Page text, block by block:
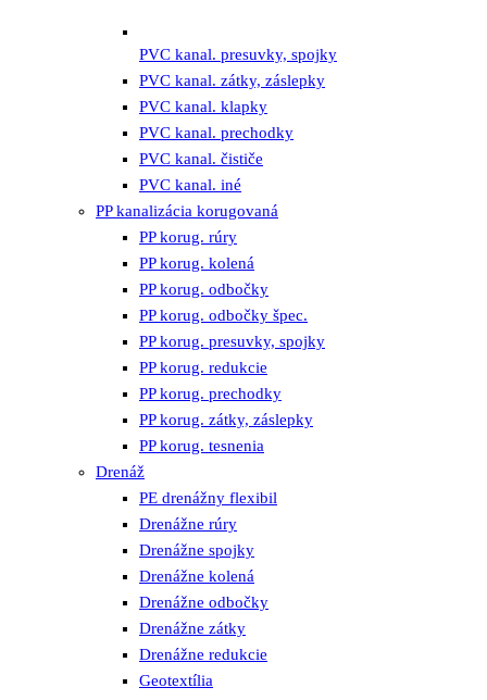
PVC kanal. presuvky, spojky
PVC kanal. zátky, záslepky
PVC kanal. klapky
PVC kanal. prechodky
PVC kanal. čističe
PVC kanal. iné
PP kanalizácia korugovaná
PP korug. rúry
PP korug. kolená
PP korug. odbočky
PP korug. odbočky špec.
PP korug. presuvky, spojky
PP korug. redukcie
PP korug. prechodky
PP korug. zátky, záslepky
PP korug. tesnenia
Drenáž
PE drenážny flexibil
Drenážne rúry
Drenážne spojky
Drenážne kolená
Drenážne odbočky
Drenážne zátky
Drenážne redukcie
Geotextília